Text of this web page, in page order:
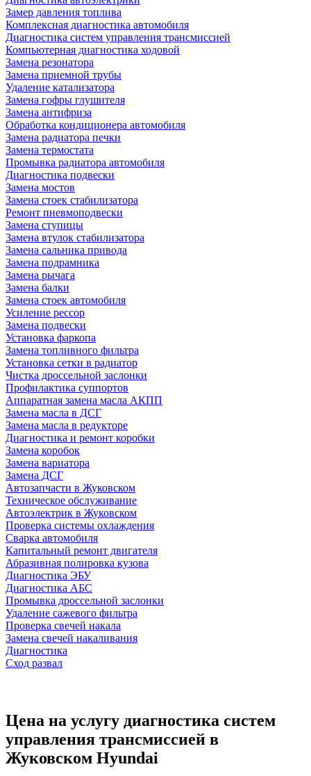
Замер давления топлива
Комплексная диагностика автомобиля
Диагностика систем управления трансмиссией
Компьютерная диагностика ходовой
Замена резонатора
Замена приемной трубы
Удаление катализатора
Замена гофры глушителя
Замена антифриза
Обработка кондиционера автомобиля
Замена радиатора печки
Замена термостата
Промывка радиатора автомобиля
Диагностика подвески
Замена мостов
Замена стоек стабилизатора
Ремонт пневмоподвески
Замена ступицы
Замена втулок стабилизатора
Замена сальника привода
Замена подрамника
Замена рычага
Замена балки
Замена стоек автомобиля
Усиление рессор
Замена подвески
Установка фаркопа
Замена топливного фильтра
Установка сетки в радиатор
Чистка дроссельной заслонки
Профилактика суппортов
Аппаратная замена масла АКПП
Замена масла в ДСГ
Замена масла в редукторе
Диагностика и ремонт коробки
Замена коробок
Замена вариатора
Замена ДСГ
Автозапчасти в Жуковском
Техническое обслуживание
Автоэлектрик в Жуковском
Проверка системы охлаждения
Сварка автомобиля
Капитальный ремонт двигателя
Абразивная полировка кузова
Диагностика ЭБУ
Диагностика АБС
Промывка дроссельной заслонки
Удаление сажевого фильтра
Проверка свечей накала
Замена свечей накаливания
Диагностика
Сход развал
Цена на услугу диагностика систем
управления трансмиссией в
Жуковском Hyundai